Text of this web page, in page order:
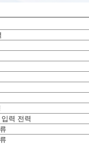
력 전력